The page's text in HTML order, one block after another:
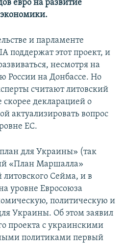
евро на развитие
и парламенте
поддержат этот проект, и
несмотря на
России на Донбассе. Но
считают литовский
декларацией о
актуализировать вопрос
ЕС.
для Украины» (так
«План Маршалла»
литовского Сейма, и в
уровне Евросоюза
политическую и
Украины. Об этом заявил
проекта с украинскими
политиками первый